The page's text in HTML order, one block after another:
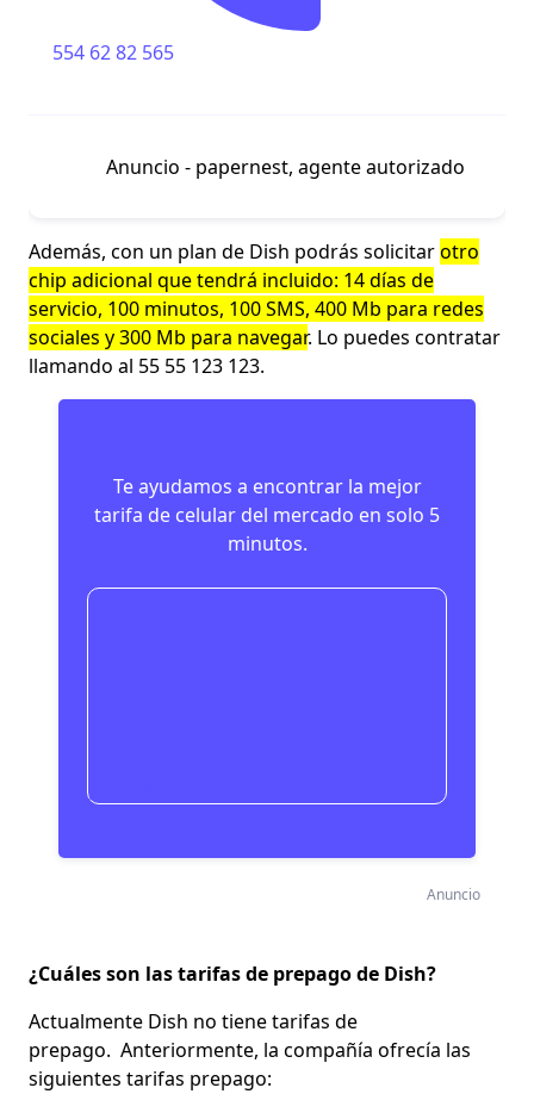
554 62 82 565
Anuncio - papernest, agente autorizado
Además, con un plan de Dish podrás solicitarotro
chip adicional que tendrá incluido: 14 días de
servicio, 100 minutos, 100 SMS, 400 Mb para redes
sociales y 300 Mb para navegar. Lo puedes contratar
llamando al 55 55 123 123.
Te ayudamos a encontrar la mejor
tarifa de celular del mercado en solo 5
minutos.
¡Contrata ahora!
Anuncio
¿Cuáles son las tarifas de prepago de Dish?
Actualmente Dish no tiene tarifas de
prepago. Anteriormente, la compañía ofrecía las
siguientes tarifas prepago: